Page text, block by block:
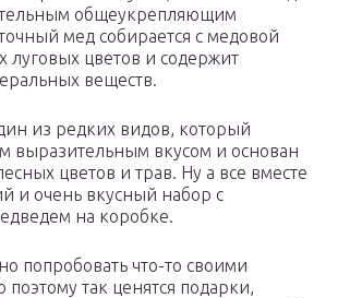
общеукрепляющим
мед собирается с медовой
луговых цветов и содержит
веществ.
из редких видов, который
выразительным вкусом и основан
цветов и трав. Ну а все вместе
и очень вкусный набор с
на коробке.
попробовать что-то своими
так ценятся подарки,